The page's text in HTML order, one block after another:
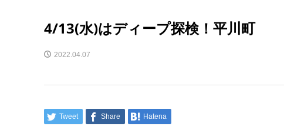
4/13(水)はディープ探検！平川町
2022.04.07
Tweet Share Hatena